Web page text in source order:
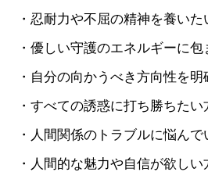
・忍耐力や不屈の精神を養いた
・優しい守護のエネルギーに
・自分の向かうべき方向性を
・すべての誘惑に打ち勝ちたい
・人間関係のトラブルに悩んで
・人間的な魅力や自信が欲しい